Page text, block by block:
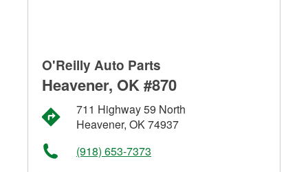
O'Reilly Auto Parts
Heavener, OK #870
711 Highway 59 North
Heavener, OK 74937
(918) 653-7373